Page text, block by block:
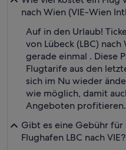
nach Wien (VIE-Wien
Auf in den Urlaub!
von Lübeck (LBC)
gerade einmal . Diese
Flugtarife aus den
sich im Nu wieder
wie möglich, damit
Angeboten profitieren.
Gibt es eine Gebühr
Flughafen LBC nach VIE?